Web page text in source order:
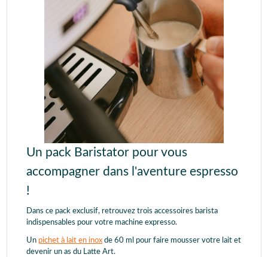
Un pack Baristator pour vous
accompagner dans l'aventure espresso
!
Dans ce pack exclusif, retrouvez trois accessoires barista
indispensables pour votre machine expresso.
Un pichet à lait en inox de 60 ml pour faire mousser votre lait et
devenir un as du Latte Art.